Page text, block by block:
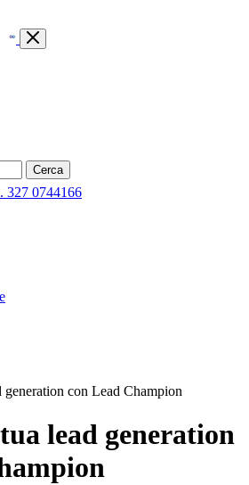
Cerca
327 0744166
con Lead Champion
lead generation